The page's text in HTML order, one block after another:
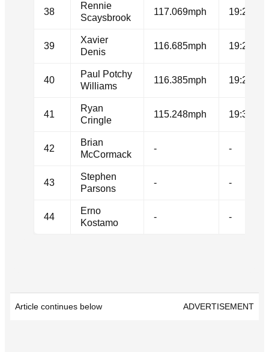
38
Rennie
Scaysbrook
117.069mph
39
Xavier
Denis
116.685mph
40
Paul Potchy
Williams
116.385mph
41
Ryan
Cringle
115.248mph
42
Brian
McCormack
- -
43
Stephen
Parsons
- -
44
Erno
Kostamo
- -
Article continues below ADVERTISEMENT